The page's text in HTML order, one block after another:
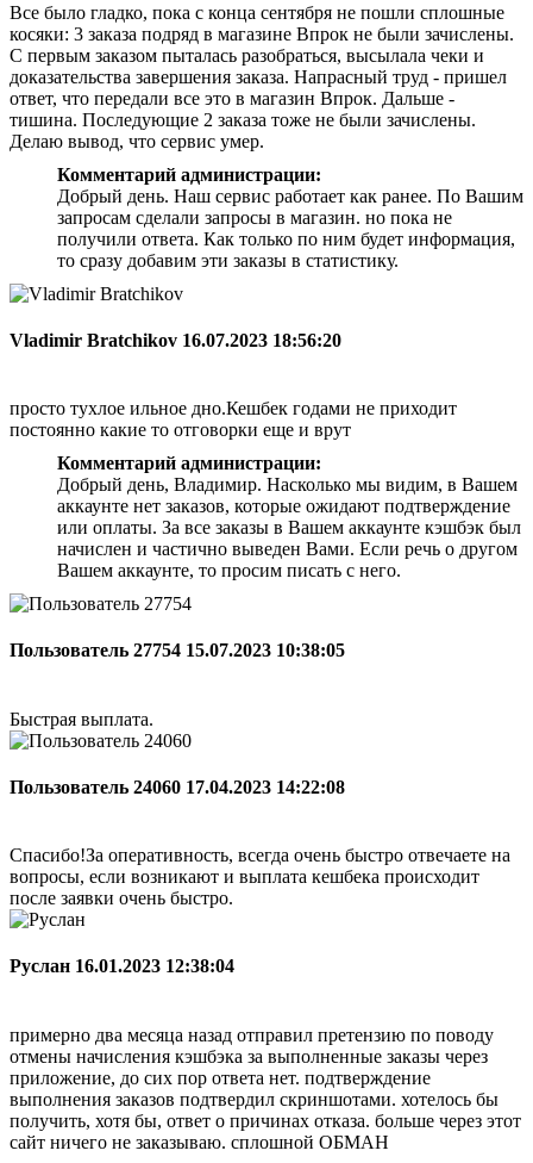
Все было гладко, пока с конца сентября не пошли сплошные
косяки: 3 заказа подряд в магазине Впрок не были зачислены.
С первым заказом пыталась разобраться, высылала чеки и
доказательства завершения заказа. Напрасный труд - пришел
ответ, что передали все это в магазин Впрок. Дальше -
тишина. Последующие 2 заказа тоже не были зачислены.
Делаю вывод, что сервис умер.
Комментарий администрации:
Добрый день. Наш сервис работает как ранее. По Вашим
запросам сделали запросы в магазин. но пока не
получили ответа. Как только по ним будет информация,
то сразу добавим эти заказы в статистику.
Vladimir Bratchikov 16.07.2023 18:56:20
просто тухлое ильное дно.Кешбек годами не приходит
постоянно какие то отговорки еще и врут
Комментарий администрации:
Добрый день, Владимир. Насколько мы видим, в Вашем
аккаунте нет заказов, которые ожидают подтверждение
или оплаты. За все заказы в Вашем аккаунте кэшбэк был
начислен и частично выведен Вами. Если речь о другом
Вашем аккаунте, то просим писать с него.
Пользователь 27754 15.07.2023 10:38:05
Быстрая выплата.
Пользователь 24060 17.04.2023 14:22:08
Спасибо!За оперативность, всегда очень быстро отвечаете на
вопросы, если возникают и выплата кешбека происходит
после заявки очень быстро.
Руслан 16.01.2023 12:38:04
примерно два месяца назад отправил претензию по поводу
отмены начисления кэшбэка за выполненные заказы через
приложение, до сих пор ответа нет. подтверждение
выполнения заказов подтвердил скриншотами. хотелось бы
получить, хотя бы, ответ о причинах отказа. больше через этот
сайт ничего не заказываю. сплошной ОБМАН